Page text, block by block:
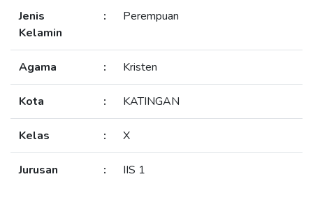
Jenis
Kelamin
: Perempuan
Agama : Kristen
Kota : KATINGAN
Kelas : X
Jurusan : IIS 1